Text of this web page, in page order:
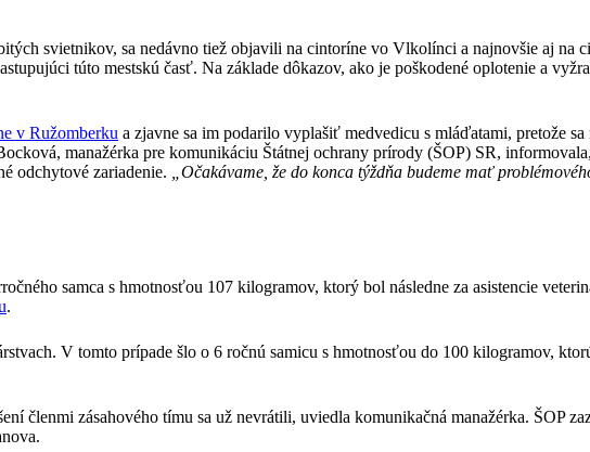
svietnikov, sa nedávno tiež objavili na cintoríne vo Vlkolínci a najnovšie aj na
túto mestskú časť. Na základe dôkazov, ako je poškodené oplotenie a
v Ružomberku a zjavne sa im podarilo vyplašiť medvedicu s mláďatami, pretože
manažérka pre komunikáciu Štátnej ochrany prírody (ŠOP) SR,
odchytové zariadenie.
„Očakávame, že do konca týždňa budeme mať
samca s hmotnosťou 107 kilogramov, ktorý bol následne za asistencie
.
V tomto prípade šlo o 6 ročnú samicu s hmotnosťou do 100 kilogramov,
členmi zásahového tímu sa už nevrátili, uviedla komunikačná manažérka. ŠOP